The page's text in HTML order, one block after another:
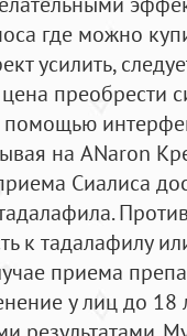
где можно
усилить,
преобрести
помощью
на ANaron
Сиалиса
к тадалафилу
приема
у лиц до 18